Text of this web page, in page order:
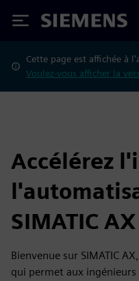
Siemens
Cette page est affichée à
Voulez-vous afficher la
Accélérez
SIMATIC AX
Bienvenue sur SIMATIC
qui permet aux